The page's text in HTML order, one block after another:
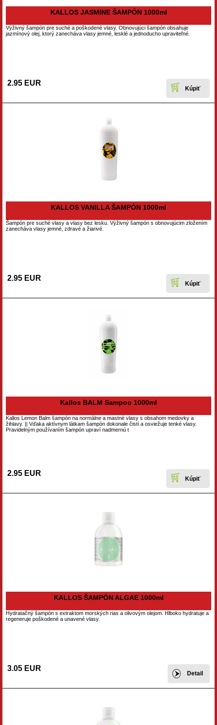
KALLOS JASMINE ŠAMPÓN 1000ml
Výživný šampón pre suché a poškodené vlasy. Obnovujúci šampón obsahuje
jazmínový olej, ktorý zanecháva vlasy jemné, lesklé a jednoducho upraviteľné.
2.95 EUR
KALLOS VANILLA ŠAMPÓN 1000ml
Šampón pre suché vlasy a vlasy bez lesku. Výživný šampón s obnovujúcim zložením
zanecháva vlasy jemné, zdravé a žiarivé.
2.95 EUR
Kallos BALM Sampoo 1000ml
Kallos Lemon Balm šampón na normálne a mastné vlasy s obsahom medovky a
žihlavy. || Vďaka aktívnym látkam šampón dokonale čistí a osviežuje tenké vlasy.
Pravidelným používaním šampón upraví nadmernú t
2.95 EUR
KALLOS ŠAMPÓN ALGAE 1000ml
Hydratačný šampón s extraktom morských rias a olivovým olejom. Hlboko hydratuje a
regeneruje poškodené a unavené vlasy.
3.05 EUR
Detail